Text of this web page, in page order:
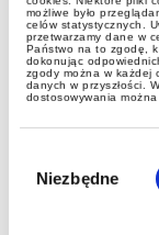
możliwe było
celów statystycznych.
przetwarzamy dane w
Państwo na to zgodę,
dokonując
zgody można w każdej
danych w przyszłości.
dostosowywania
zgody
Niezbędne
Przy
zmieni